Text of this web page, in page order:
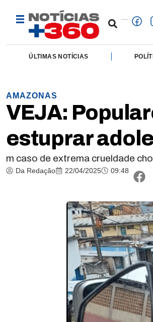
ÚLTIMAS NOTÍCIAS
AMAZONAS
VEJA:
estuprar
m caso de extrema crueldade
Da Redação 22/04/2025 09:48